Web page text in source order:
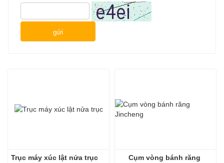
gửi
Trục máy xúc lật nửa trục
Cụm vòng bánh răng